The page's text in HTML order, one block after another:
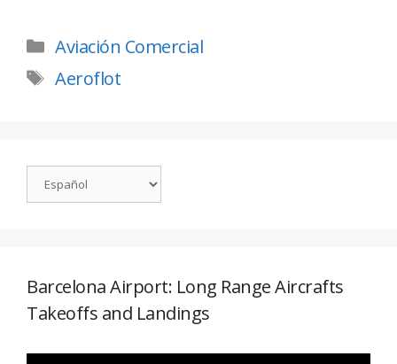
Aviación Comercial
Aeroflot
Barcelona Airport: Long Range Aircrafts
Takeoffs and Landings